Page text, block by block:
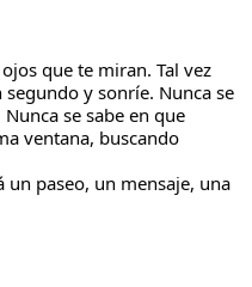
que te miran. Tal vez
y sonríe. Nunca se
se sabe en que
ventana, buscando
un paseo, un mensaje, una